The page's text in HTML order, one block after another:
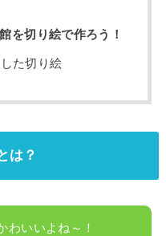
を切り絵で作ろう！
た切り絵
は？
わいいよね～！